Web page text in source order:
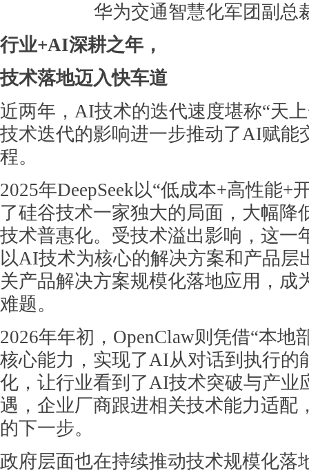
华为交通智慧化军团副总
行业+AI深耕之年，
技术落地迈入快车道
近两年，AI技术的迭代速度堪称“天
技术迭代的影响进一步推动了AI赋能
程。
2025年DeepSeek以“低成本+高性能+
了硅谷技术一家独大的局面，大幅降
技术普惠化。受技术溢出影响，这一
以AI技术为核心的解决方案和产品层
关产品解决方案规模化落地应用，成
难题。
2026年年初，OpenClaw则凭借“本地
核心能力，实现了AI从对话到执行的
化，让行业看到了AI技术突破与产业
遇，企业厂商跟进相关技术能力适配
的下一步。
政府层面也在持续推动技术规模化落